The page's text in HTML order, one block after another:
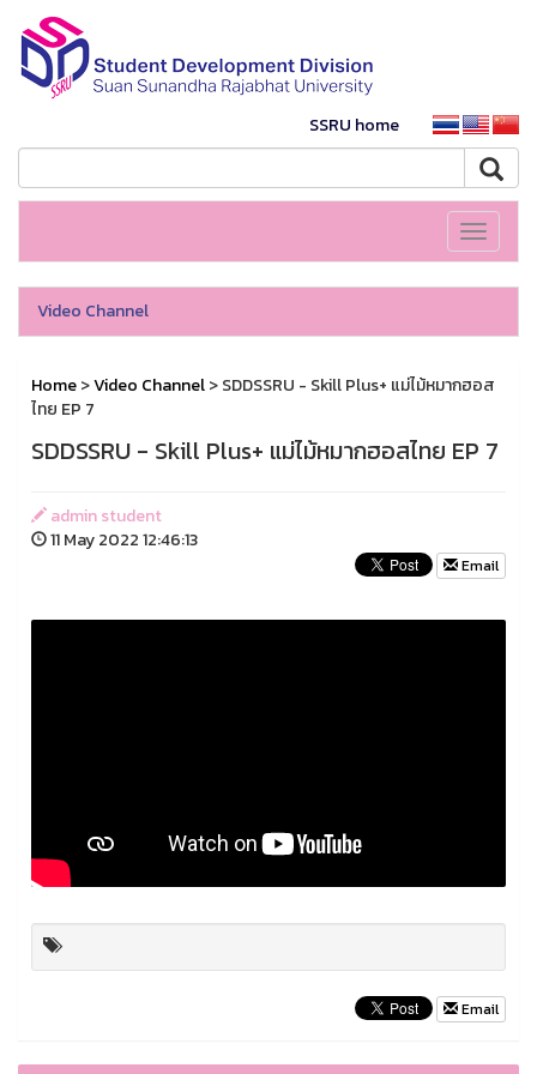
SSRU home
Toggle
Video Channel
Home>Video Channel> SDDSSRU - Skill Plus+ แม่ไม้หมากฮอส
ไทย EP 7
SDDSSRU - Skill Plus+ แม่ไม้หมากฮอสไทย EP 7
admin student
11 May 2022 12:46:13
Email
Email